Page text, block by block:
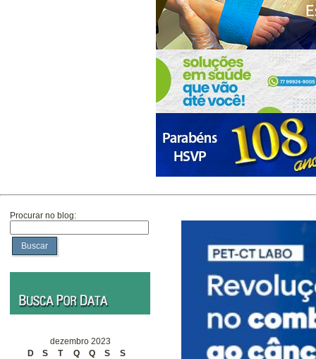
Procurar no blog:
Buscar
dezembro 2023
D
S T Q Q S
S